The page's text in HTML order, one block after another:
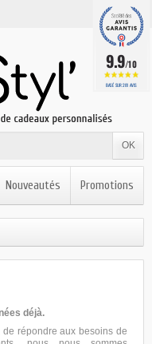
OK
Promotions
Nouveautés
déjà.
de répondre aux besoins de
9.9/10
BASÉ SUR 281 AVIS